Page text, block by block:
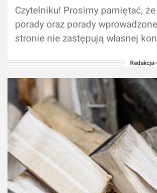
Czytelniku! Prosimy pamiętać,
porady oraz porady
stronie nie zastępują własnej
treści umieszczonych na
Redakcja